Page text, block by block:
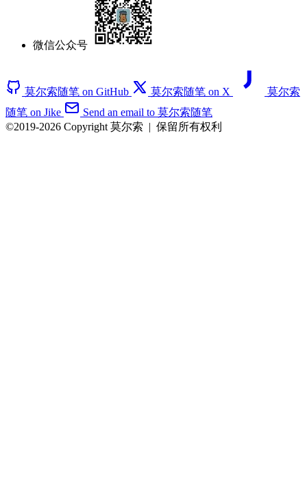
微信公众号
莫尔索随笔 on GitHub 莫尔索随笔 on X
莫尔索
随笔 on Jike
Send an email to 莫尔索随笔
©2019-2026 Copyright 莫尔索 | 保留所有权利